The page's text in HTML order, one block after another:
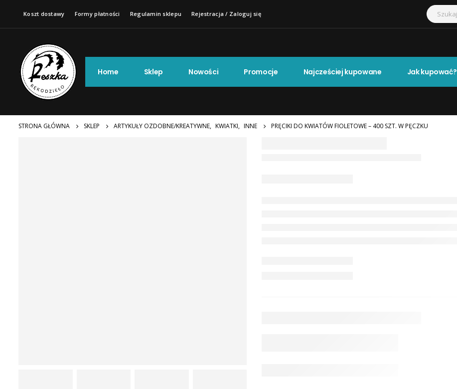
Koszt dostawy Formy płatności Regulamin sklepu Rejestracja / Zaloguj się
Home Sklep Nowości Promocje Najcześciej kupowane Jak kupować?
STRONA GŁÓWNA SKLEP ARTYKUŁY OZDOBNE/KREATYWNE, KWIATKI, INNE PRĘCIKI DO KWIATÓW FIOLETOWE – 400 SZT. W PĘCZKU